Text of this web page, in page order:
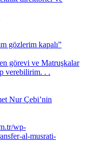
gözlerim kapalı”
verebilirim. . .
Nur Çebi’nin